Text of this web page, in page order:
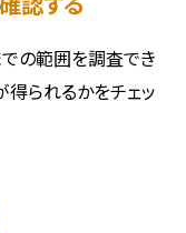
での範囲を調査でき
られるかをチェッ